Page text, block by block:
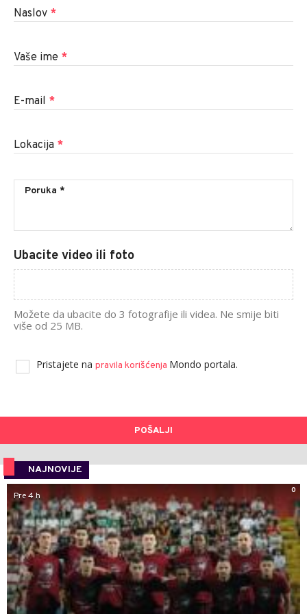
Naslov *
Vaše ime *
E-mail *
Lokacija *
Ubacite video ili foto
Možete da ubacite do 3 fotografije ili videa. Ne smije biti
više od 25 MB.
Pristajete na pravila korišćenja Mondo portala.
POŠALJI
NAJNOVIJE
0
Pre 4 h